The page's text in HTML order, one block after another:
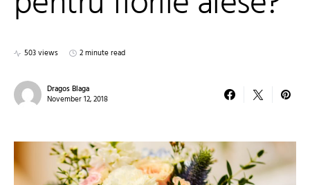
503 views 2 minute read
Dragos Blaga
November 12, 2018